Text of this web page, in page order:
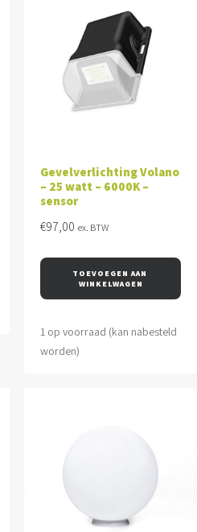
Gevelverlichting Volano
– 25 watt – 6000K –
sensor
€97,00 ex. BTW
TOEVOEGEN AAN
WINKELWAGEN
1 op voorraad (kan nabesteld
worden)